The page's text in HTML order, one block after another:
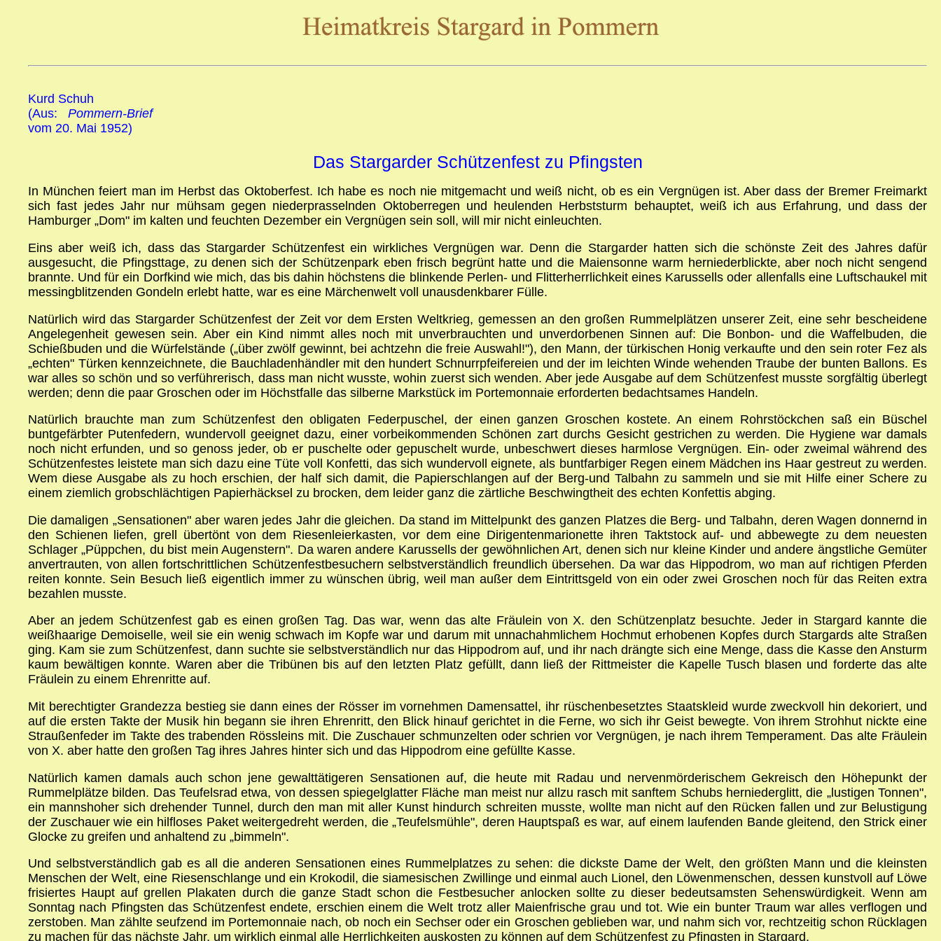
Kurd Schuh
(Aus:
Pommern-Brief
vom 20. Mai 1952)
Das Stargarder Schützenfest zu Pfingsten
In München feiert man im Herbst das Oktoberfest. Ich habe es noch nie mitgemacht und weiß nicht, ob es ein Vergnügen ist. Aber dass der Bremer Freimarkt
sich fast jedes Jahr nur mühsam gegen niederprasselnden Oktoberregen und heulenden Herbststurm behauptet, weiß ich aus Erfahrung, und dass der
Hamburger „Dom" im kalten und feuchten Dezember ein Vergnügen sein soll, will mir nicht einleuchten.
Eins aber weiß ich, dass das Stargarder Schützenfest ein wirkliches Vergnügen war. Denn die Stargarder hatten sich die schönste Zeit des Jahres dafür
ausgesucht, die Pfingsttage, zu denen sich der Schützenpark eben frisch begrünt hatte und die Maiensonne warm herniederblickte, aber noch nicht sengend
brannte. Und für ein Dorfkind wie mich, das bis dahin höchstens die blinkende Perlen- und Flitterherrlichkeit eines Karussells oder allenfalls eine Luftschaukel mit
messingblitzenden Gondeln erlebt hatte, war es eine Märchenwelt voll unausdenkbarer Fülle.
Natürlich wird das Stargarder Schützenfest der Zeit vor dem Ersten Weltkrieg, gemessen an den großen Rummelplätzen unserer Zeit, eine sehr bescheidene
Angelegenheit gewesen sein. Aber ein Kind nimmt alles noch mit unverbrauchten und unverdorbenen Sinnen auf: Die Bonbon- und die Waffelbuden, die
Schießbuden und die Würfelstände („über zwölf gewinnt, bei achtzehn die freie Auswahl!"), den Mann, der türkischen Honig verkaufte und den sein roter Fez als
„echten" Türken kennzeichnete, die Bauchladenhändler mit den hundert Schnurrpfeifereien und der im leichten Winde wehenden Traube der bunten Ballons. Es
war alles so schön und so verführerisch, dass man nicht wusste, wohin zuerst sich wenden. Aber jede Ausgabe auf dem Schützenfest musste sorgfältig überlegt
werden; denn die paar Groschen oder im Höchstfalle das silberne Markstück im Portemonnaie erforderten bedachtsames Handeln.
Natürlich brauchte man zum Schützenfest den obligaten Federpuschel, der einen ganzen Groschen kostete. An einem Rohrstöckchen saß ein Büschel
buntgefärbter Putenfedern, wundervoll geeignet dazu, einer vorbeikommenden Schönen zart durchs Gesicht gestrichen zu werden. Die Hygiene war damals
noch nicht erfunden, und so genoss jeder, ob er puschelte oder gepuschelt wurde, unbeschwert dieses harmlose Vergnügen. Ein- oder zweimal während des
Schützenfestes leistete man sich dazu eine Tüte voll Konfetti, das sich wundervoll eignete, als buntfarbiger Regen einem Mädchen ins Haar gestreut zu werden.
Wem diese Ausgabe als zu hoch erschien, der half sich damit, die Papierschlangen auf der Berg-und Talbahn zu sammeln und sie mit Hilfe einer Schere zu
einem ziemlich grobschlächtigen Papierhäcksel zu brocken, dem leider ganz die zärtliche Beschwingtheit des echten Konfettis abging.
Die damaligen „Sensationen" aber waren jedes Jahr die gleichen. Da stand im Mittelpunkt des ganzen Platzes die Berg- und Talbahn, deren Wagen donnernd in
den Schienen liefen, grell übertönt von dem Riesenleierkasten, vor dem eine Dirigentenmarionette ihren Taktstock auf- und abbewegte zu dem neuesten
Schlager „Püppchen, du bist mein Augenstern". Da waren andere Karussells der gewöhnlichen Art, denen sich nur kleine Kinder und andere ängstliche Gemüter
anvertrauten, von allen fortschrittlichen Schützenfestbesuchern selbstverständlich freundlich übersehen. Da war das Hippodrom, wo man auf richtigen Pferden
reiten konnte. Sein Besuch ließ eigentlich immer zu wünschen übrig, weil man außer dem Eintrittsgeld von ein oder zwei Groschen noch für das Reiten extra
bezahlen musste.
Aber an jedem Schützenfest gab es einen großen Tag. Das war, wenn das alte Fräulein von X. den Schützenplatz besuchte. Jeder in Stargard kannte die
weißhaarige Demoiselle, weil sie ein wenig schwach im Kopfe war und darum mit unnachahmlichem Hochmut erhobenen Kopfes durch Stargards alte Straßen
ging. Kam sie zum Schützenfest, dann suchte sie selbstverständlich nur das Hippodrom auf, und ihr nach drängte sich eine Menge, dass die Kasse den Ansturm
kaum bewältigen konnte. Waren aber die Tribünen bis auf den letzten Platz gefüllt, dann ließ der Rittmeister die Kapelle Tusch blasen und forderte das alte
Fräulein zu einem Ehrenritte auf.
Mit berechtigter Grandezza bestieg sie dann eines der Rösser im vornehmen Damensattel, ihr rüschenbesetztes Staatskleid wurde zweckvoll hin dekoriert, und
auf die ersten Takte der Musik hin begann sie ihren Ehrenritt, den Blick hinauf gerichtet in die Ferne, wo sich ihr Geist bewegte. Von ihrem Strohhut nickte eine
Straußenfeder im Takte des trabenden Rössleins mit. Die Zuschauer schmunzelten oder schrien vor Vergnügen, je nach ihrem Temperament. Das alte Fräulein
von X. aber hatte den großen Tag ihres Jahres hinter sich und das Hippodrom eine gefüllte Kasse.
Natürlich kamen damals auch schon jene gewalttätigeren Sensationen auf, die heute mit Radau und nervenmörderischem Gekreisch den Höhepunkt der
Rummelplätze bilden. Das Teufelsrad etwa, von dessen spiegelglatter Fläche man meist nur allzu rasch mit sanftem Schubs herniederglitt, die „lustigen Tonnen",
ein mannshoher sich drehender Tunnel, durch den man mit aller Kunst hindurch schreiten musste, wollte man nicht auf den Rücken fallen und zur Belustigung
der Zuschauer wie ein hilfloses Paket weitergedreht werden, die „Teufelsmühle", deren Hauptspaß es war, auf einem laufenden Bande gleitend, den Strick einer
Glocke zu greifen und anhaltend zu „bimmeln".
Und selbstverständlich gab es all die anderen Sensationen eines Rummelplatzes zu sehen: die dickste Dame der Welt, den größten Mann und die kleinsten
Menschen der Welt, eine Riesenschlange und ein Krokodil, die siamesischen Zwillinge und einmal auch Lionel, den Löwenmenschen, dessen kunstvoll auf Löwe
frisiertes Haupt auf grellen Plakaten durch die ganze Stadt schon die Festbesucher anlocken sollte zu dieser bedeutsamsten Sehenswürdigkeit. Wenn am
Sonntag nach Pfingsten das Schützenfest endete, erschien einem die Welt trotz aller Maienfrische grau und tot. Wie ein bunter Traum war alles verflogen und
zerstoben. Man zählte seufzend im Portemonnaie nach, ob noch ein Sechser oder ein Groschen geblieben war, und nahm sich vor, rechtzeitig schon Rücklagen
zu machen für das nächste Jahr, um wirklich einmal alle Herrlichkeiten auskosten zu können auf dem Schützenfest zu Pfingsten in Stargard.